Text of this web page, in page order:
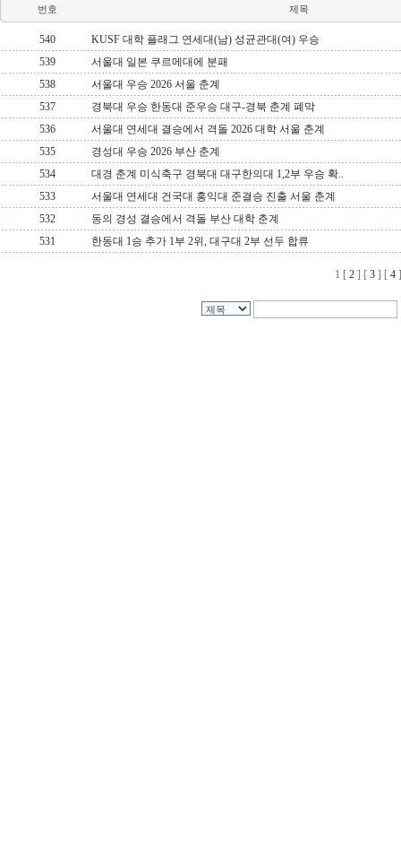
번호 제목
540
KUSF 대학 플래그 연세대(남) 성균관대(여) 우승
539
서울대 일본 쿠르메대에 분패
538
서울대 우승 2026 서울 춘계
537
경북대 우승 한동대 준우승 대구-경북 춘계 폐막
536
서울대 연세대 결승에서 격돌 2026 대학 서울 춘계
535
경성대 우승 2026 부산 춘계
534
대경 춘계 미식축구 경북대 대구한의대 1,2부 우승 확..
533
서울대 연세대 건국대 홍익대 준결승 진출 서울 춘계
532
동의 경성 결승에서 격돌 부산 대학 춘계
531
한동대 1승 추가 1부 2위, 대구대 2부 선두 합류
1 [ 2] [ 3] [ 4